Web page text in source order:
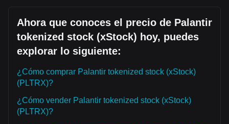
Ahora que conoces el precio de Palantir
tokenized stock (xStock) hoy, puedes
explorar lo siguiente:
¿Cómo comprar Palantir tokenized stock (xStock)
(PLTRX)?
¿Cómo vender Palantir tokenized stock (xStock)
(PLTRX)?